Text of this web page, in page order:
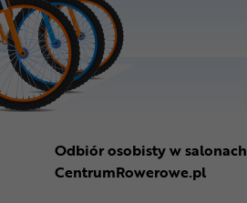
Odbiór osobisty w salonach
CentrumRowerowe.pl